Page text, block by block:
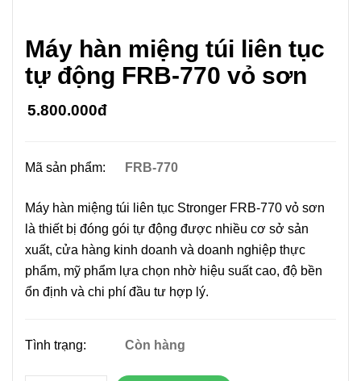
Máy hàn miệng túi liên tục
tự động FRB-770 vỏ sơn
5.800.000đ
Mã sản phẩm: FRB-770
Máy hàn miệng túi liên tục Stronger FRB-770 vỏ sơn
là thiết bị đóng gói tự động được nhiều cơ sở sản
xuất, cửa hàng kinh doanh và doanh nghiệp thực
phẩm, mỹ phẩm lựa chọn nhờ hiệu suất cao, độ bền
ổn định và chi phí đầu tư hợp lý.
Tình trạng: Còn hàng